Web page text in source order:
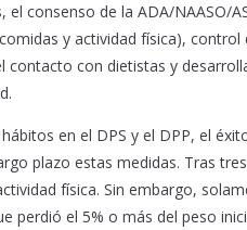
consenso de la ADA/NAASO/
y actividad física), control
con dietistas y
en el DPS y el DPP, el
plazo estas medidas. Tras
física. Sin embargo,
perdió el 5% o más del peso